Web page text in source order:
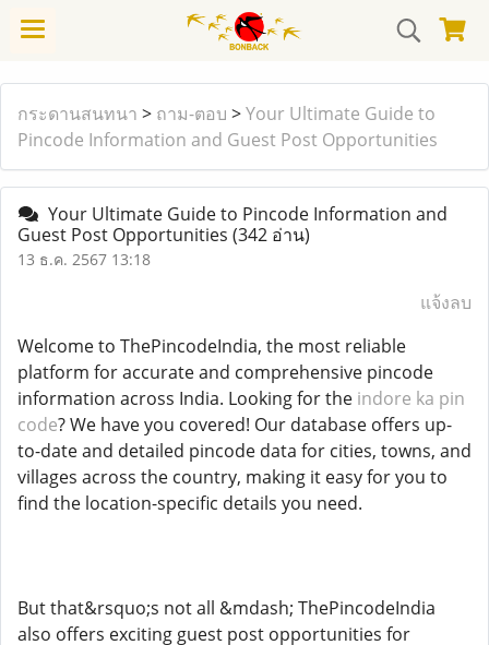
กระดานสนทนา > ถาม-ตอบ >Your Ultimate Guide to
Pincode Information and Guest Post Opportunities
Your Ultimate Guide to Pincode Information and
Guest Post Opportunities (342 อ่าน)
13 ธ.ค. 2567 13:18
แจ้งลบ
Welcome to ThePincodeIndia, the most reliable
platform for accurate and comprehensive pincode
information across India. Looking for the indore ka pin
code? We have you covered! Our database offers up-
to-date and detailed pincode data for cities, towns, and
villages across the country, making it easy for you to
find the location-specific details you need.
But that&rsquo;s not all &mdash; ThePincodeIndia
also offers exciting guest post opportunities for